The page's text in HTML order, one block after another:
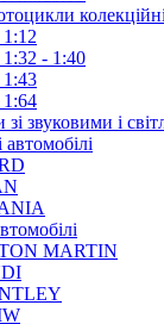
- 1:40
звуковими і
MARTIN